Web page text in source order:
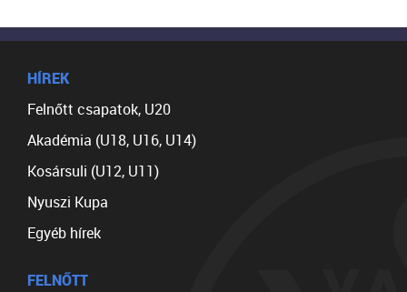
HÍREK
Felnőtt csapatok, U20
Akadémia (U18, U16, U14)
Kosársuli (U12, U11)
Nyuszi Kupa
Egyéb hírek
FELNŐTT